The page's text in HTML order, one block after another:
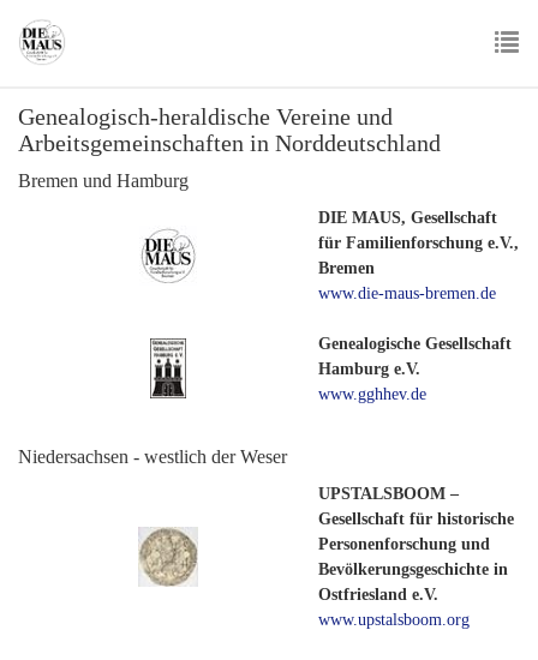
main
Genealogisch-heraldische Vereine und
Arbeitsgemeinschaften in Norddeutschland
Bremen und Hamburg
DIE MAUS, Gesellschaft
für Familienforschung e.V.,
Bremen
www.die-maus-bremen.de
Genealogische Gesellschaft
Hamburg e.V.
www.gghhev.de
Niedersachsen - westlich der Weser
UPSTALSBOOM –
Gesellschaft für historische
Personenforschung und
Bevölkerungsgeschichte in
Ostfriesland e.V.
www.upstalsboom.org